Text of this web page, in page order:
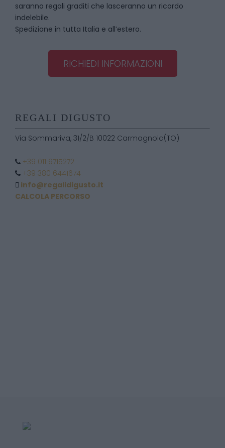
saranno regali graditi che lasceranno un ricordo
indelebile.
Spedizione in tutta Italia e all’estero.
RICHIEDI INFORMAZIONI
REGALI DIGUSTO
Via Sommariva, 31/2/B 10022 Carmagnola(TO)
+39 011 9715272
+39 380 6441674
info@regalidigusto.it
CALCOLA PERCORSO